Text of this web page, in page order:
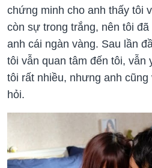
chứng minh cho anh thấy tôi
còn sự trong trắng, nên tôi
anh cái ngàn vàng. Sau lần
tôi vẫn quan tâm đến tôi, vẫn
tôi rất nhiều, nhưng anh
hỏi.